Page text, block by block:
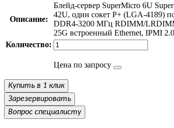
Описание:
Блейд-сервер SuperMicro 6U
42U, один сокет P+ (LGA-4189)
DDR4-3200 МГц RDIMM/
25G встроенный Ethernet, IPMI
Количество:
Цена по запросу
Купить в 1 клик
Зарезервировать
Вопрос специалисту